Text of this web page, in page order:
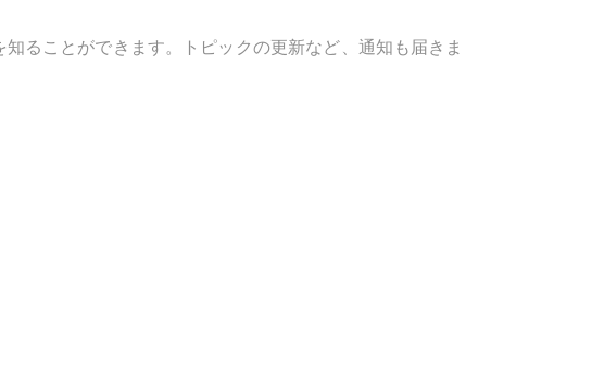
ることができます。トピックの更新など、通知も届きま